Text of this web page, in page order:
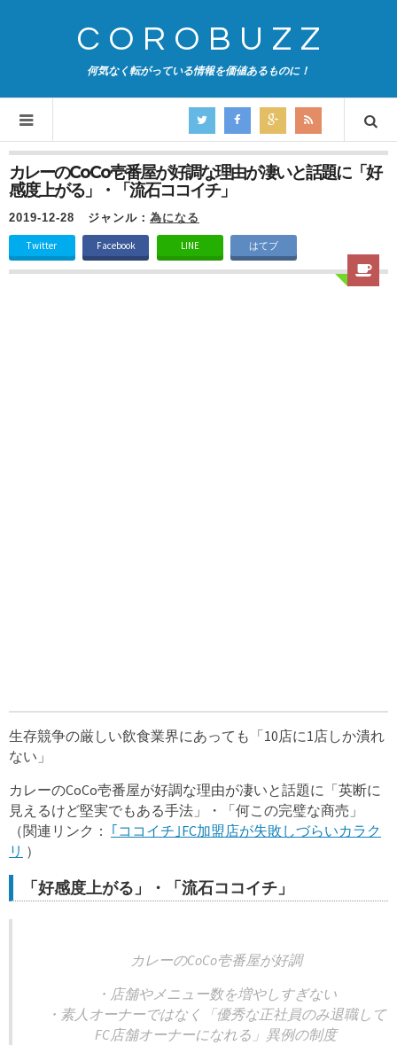
COROBUZZ
何気なく転がっている情報を価値あるものに！
カレーのCoCo壱番屋が好調な理由が凄いと話題に「好
感度上がる」・「流石ココイチ」
2019-12-28 ジャンル： 為になる
Twitter Facebook LINE はてブ
生存競争の厳しい飲食業界にあっても「10店に1店しか潰れ
ない」
カレーのCoCo壱番屋が好調な理由が凄いと話題に「英断に
見えるけど堅実でもある手法」・「何この完璧な商売」
（関連リンク： ｢ココイチ｣FC加盟店が失敗しづらいカラク
リ ）
「好感度上がる」・「流石ココイチ」
カレーのCoCo壱番屋が好調
・店舗やメニュー数を増やしすぎない
・素人オーナーではなく「優秀な正社員のみ退職して
FC店舗オーナーになれる」異例の制度